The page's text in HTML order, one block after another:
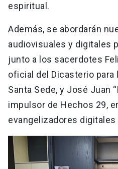
espiritual.
Además, se abordarán
audiovisuales y digitales
junto a los sacerdotes
oficial del Dicasterio para
Santa Sede, y José Juan
impulsor de Hechos 29,
evangelizadores digitales